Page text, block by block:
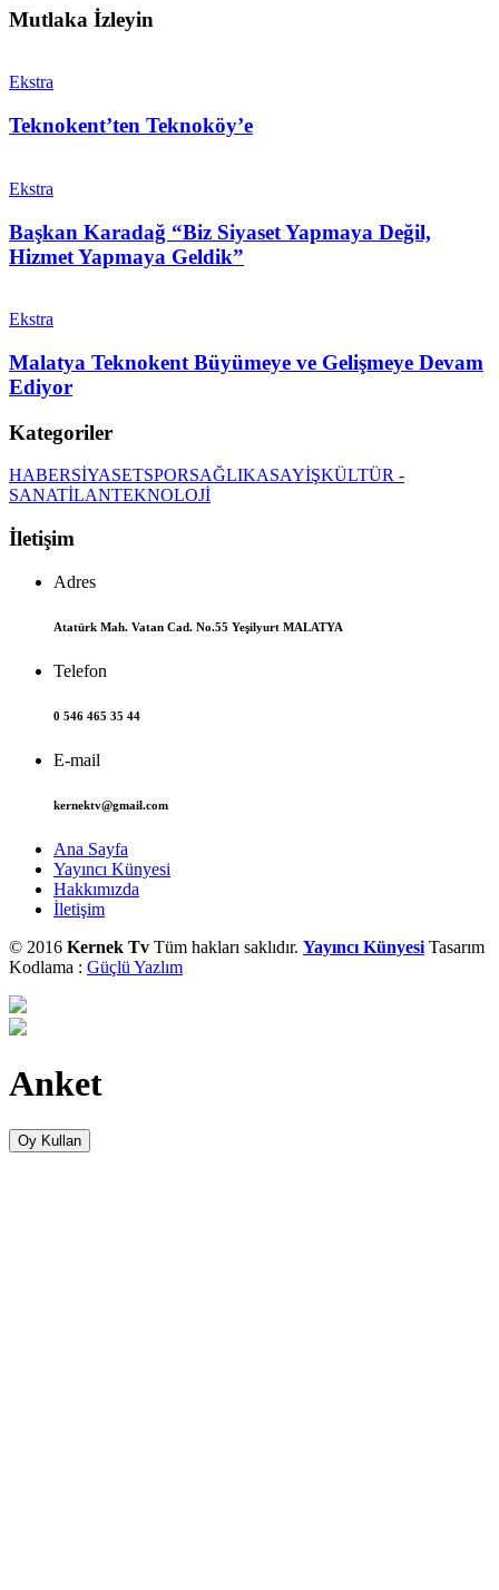
Mutlaka İzleyin
Ekstra
Teknokent’ten Teknoköy’e
Ekstra
Başkan Karadağ “Biz Siyaset Yapmaya Değil,
Hizmet Yapmaya Geldik”
Ekstra
Malatya Teknokent Büyümeye ve Gelişmeye Devam
Ediyor
Kategoriler
HABERSİYASETSPORSAĞLIKASAYİŞKÜLTÜR -
SANATİLANTEKNOLOJİ
İletişim
Adres
Atatürk Mah. Vatan Cad. No.55 Yeşilyurt MALATYA
Telefon
0 546 465 35 44
E-mail
kernektv@gmail.com
Ana Sayfa
Yayıncı Künyesi
Hakkımızda
İletişim
© 2016 Kernek Tv Tüm hakları saklıdır. Yayıncı Künyesi Tasarım
Kodlama : Güçlü Yazlım
Anket